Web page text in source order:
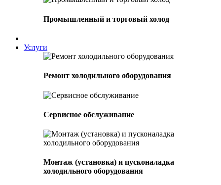
Промышленный и торговый холод
Услуги
Ремонт холодильного оборудования
Сервисное обслуживание
Монтаж (установка) и пусконаладка
холодильного оборудования